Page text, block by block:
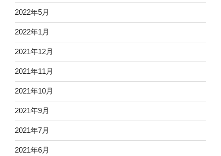
2022年5月
2022年1月
2021年12月
2021年11月
2021年10月
2021年9月
2021年7月
2021年6月